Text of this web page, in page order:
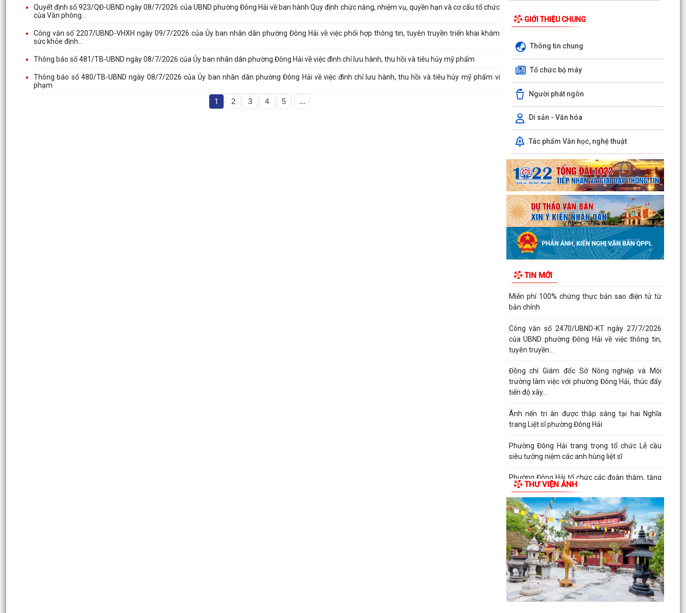
Quyết định số 923/QĐ-UBND ngày 08/7/2026 của UBND phường Đông Hải về ban hành Quy định chức năng, nhiệm vụ, quyền hạn và cơ cấu tổ chức
của Văn phòng...
Công văn số 2207/UBND-VHXH ngày 09/7/2026 của Ủy ban nhân dân phường Đông Hải về việc phối hợp thông tin, tuyên truyền triển khai khám
sức khỏe định...
Thông báo số 481/TB-UBND ngày 08/7/2026 của Ủy ban nhân dân phường Đông Hải về việc đình chỉ lưu hành, thu hồi và tiêu hủy mỹ phẩm
Thông báo số 480/TB-UBND ngày 08/7/2026 của Ủy ban nhân dân phường Đông Hải về việc đình chỉ lưu hành, thu hồi và tiêu hủy mỹ phẩm vi
phạm
1 2 3 4 5 ...
GIỚI THIỆU CHUNG
Thông tin chung
Tổ chức bộ máy
Người phát ngôn
Di sản - Văn hóa
Tác phẩm Văn học, nghệ thuật
TIN MỚI
Hải Phòng đẩy nhanh tiến độ đo đạc, lập hồ sơ
Phường Đông Hải tổ chức sinh hoạt dưới cờ
Phường Đông Hải: Giao ban Hiệu trưởng, triển
khai nhiệm vụ chuẩn bị năm học 2026 – 2027
HĐND phường Đông Hải giám sát chuyên đề việc
thực hiện nhiệm vụ thu ngân sách nhà nước
năm 2026
Phường Đông Hải tham dự trực tuyến Hội nghị
toàn quốc quán triệt Nghị quyết Hội nghị lần thứ
ba Ban...
THƯ CẢM ƠN
PHƯỜNG ĐÔNG HẢI TRIỂN KHAI CHƯƠNG TRÌNH
ĐỀ ÁN 06 GIAI ĐOẠN 2026–2030
UBND phường Đông Hải: Quyết liệt thực hiện
mục tiêu năm...
Miễn phí 100% chứng thực bản sao điện tử từ
bản chính
Công văn số 2470/UBND-KT ngày 27/7/2026
của UBND phường Đông Hải về việc thông tin,
tuyên truyền...
Đồng chí Giám đốc Sở Nông nghiệp và Môi
trường làm việc với phường Đông Hải, thúc đẩy
tiến độ xây...
Ánh nến tri ân được thắp sáng tại hai Nghĩa
trang Liệt sĩ phường Đông Hải
Phường Đông Hải trang trọng tổ chức Lễ cầu
siêu tưởng niệm các anh hùng liệt sĩ
Phường Đông Hải tổ chức các đoàn thăm, tặng
quà gia đình chính sách nhân kỷ niệm 79 năm
Ngày Thương...
Phường Đông Hải phối hợp trao quà tri ân người
có công nhân kỷ niệm 79 năm Ngày Thương
binh - Liệt...
Giáo xứ Xâm Bồ dâng hoa tri ân các anh hùng
liệt sĩ
Hội CCB phường Đông Hải phát huy vai trò nòng
THƯ VIỆN ẢNH